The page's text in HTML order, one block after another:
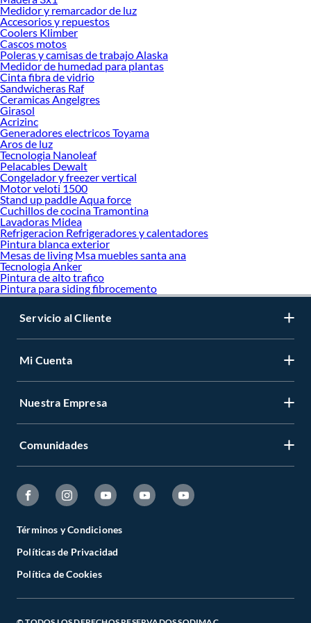
Medidor y remarcador de luz
Accesorios y repuestos
Coolers Klimber
Cascos motos
Poleras y camisas de trabajo Alaska
Medidor de humedad para plantas
Cinta fibra de vidrio
Sandwicheras Raf
Ceramicas Angelgres
Girasol
Acrizinc
Generadores electricos Toyama
Aros de luz
Tecnologia Nanoleaf
Pelacables Dewalt
Congelador y freezer vertical
Motor veloti 1500
Stand up paddle Aqua force
Cuchillos de cocina Tramontina
Lavadoras Midea
Refrigeracion Refrigeradores y calentadores
Pintura blanca exterior
Mesas de living Msa muebles santa ana
Tecnologia Anker
Pintura de alto trafico
Pintura para siding fibrocemento
Servicio al Cliente
Mi Cuenta
Nuestra Empresa
Comunidades
Términos y Condiciones
Políticas de Privacidad
Política de Cookies